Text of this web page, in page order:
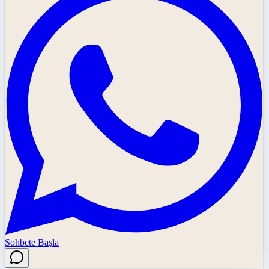
Sohbete Başla